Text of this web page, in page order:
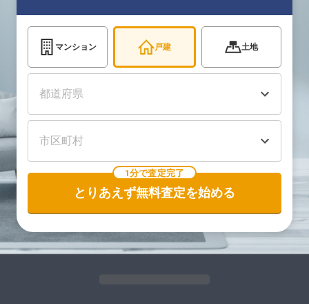
マンション 戸建 土地
1分で査定完了
とりあえず無料査定を始める